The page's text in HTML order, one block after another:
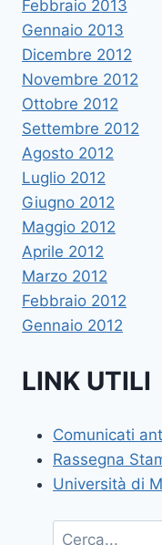
Febbraio 2013
Gennaio 2013
Dicembre 2012
Novembre 2012
Ottobre 2012
Settembre 2012
Agosto 2012
Luglio 2012
Giugno 2012
Maggio 2012
Aprile 2012
Marzo 2012
Febbraio 2012
Gennaio 2012
LINK UTILI
Comunicati
Rassegna
Università di